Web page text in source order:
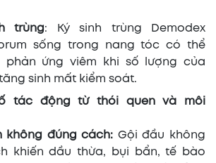
trùng: Ký sinh trùng Demodex
sống trong nang tóc có thể
phản ứng viêm khi số lượng của
sinh mất kiểm soát.
tác động từ thói quen và môi
không đúng cách: Gội đầu không
khiến dầu thừa, bụi bẩn, tế bào